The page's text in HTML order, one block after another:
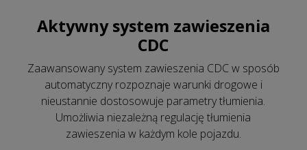
Aktywny system zawieszenia
CDC
Zaawansowany system zawieszenia CDC w sposób
automatyczny rozpoznaje warunki drogowe i
nieustannie dostosowuje parametry tłumienia.
Umożliwia niezależną regulację tłumienia
zawieszenia w każdym kole pojazdu.